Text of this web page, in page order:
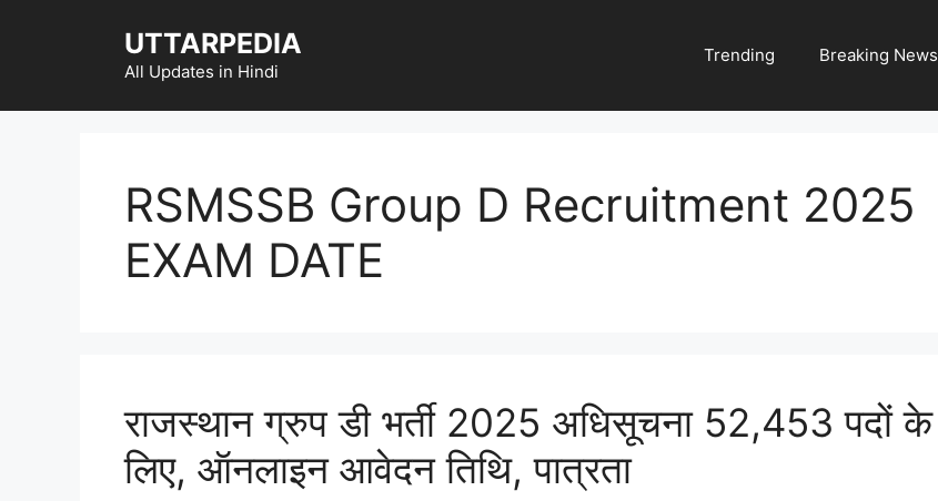
UTTARPEDIA
All Updates in Hindi
Trending Breaking News
RSMSSB Group D Recruitment 2025
EXAM DATE
राजस्थान ग्रुप डी भर्ती 2025 अधिसूचना 52,453 पदों के
लिए, ऑनलाइन आवेदन तिथि, पात्रता